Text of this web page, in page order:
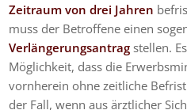
Zeitraum von drei Jahren
muss der Betroffene einen
Verlängerungsantrag stellen.
Möglichkeit, dass die
vornherein ohne zeitliche
der Fall, wenn aus ärztlicher